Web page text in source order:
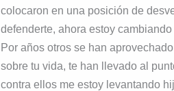
colocaron en una posición de
defenderte, ahora estoy
Por años otros se han
sobre tu vida, te han llevado al
contra ellos me estoy levantando